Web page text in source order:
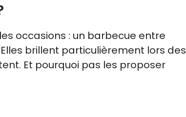
occasions : un barbecue entre
brillent particulièrement lors des
Et pourquoi pas les proposer